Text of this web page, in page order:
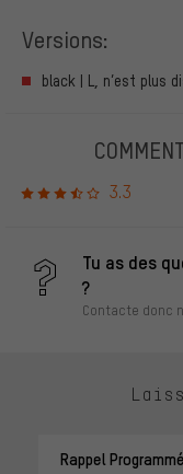
Versions:
black | L, n’est plus
3.3
Tu as des
?
Contacte donc
Rappel Programmé